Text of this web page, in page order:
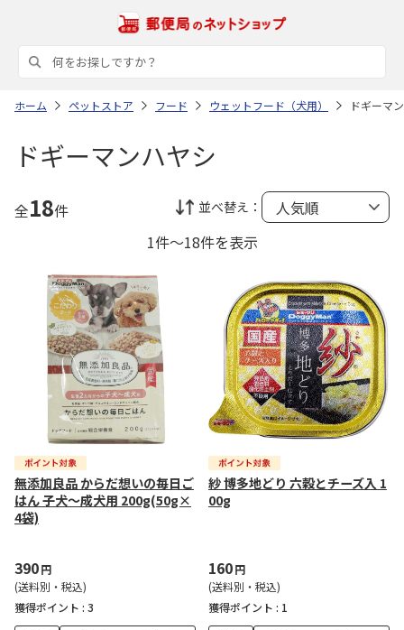
ホーム ペットストア フード ウェットフード（犬用） ドギーマ
ドギーマンハヤシ
全18件 並べ替え：
1件～18件を表示
無添加良品 からだ想いの毎日ご
はん 子犬～成犬用 200g(50g×
4袋)
390円
(送料別・税込)
獲得ポイント : 3
紗 博多地どり 六穀とチーズ入 1
00g
160円
(送料別・税込)
獲得ポイント : 1